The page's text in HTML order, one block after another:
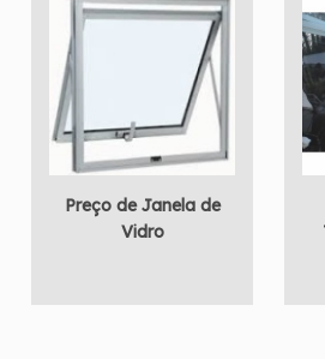
Preço de Janela de
Vidro